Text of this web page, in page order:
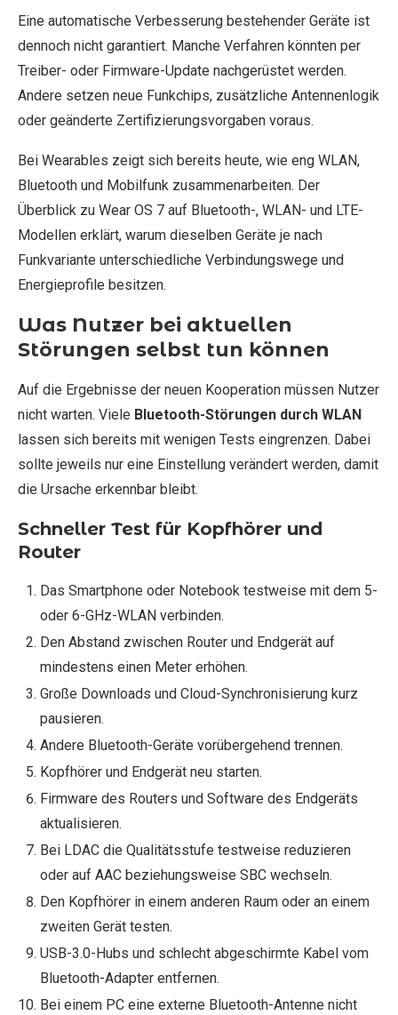
Eine automatische Verbesserung bestehender Geräte ist
dennoch nicht garantiert. Manche Verfahren könnten per
Treiber- oder Firmware-Update nachgerüstet werden.
Andere setzen neue Funkchips, zusätzliche Antennenlogik
oder geänderte Zertifizierungsvorgaben voraus.
Bei Wearables zeigt sich bereits heute, wie eng WLAN,
Bluetooth und Mobilfunk zusammenarbeiten. Der
Überblick zu Wear OS 7 auf Bluetooth-, WLAN- und LTE-
Modellen erklärt, warum dieselben Geräte je nach
Funkvariante unterschiedliche Verbindungswege und
Energieprofile besitzen.
Was Nutzer bei aktuellen
Störungen selbst tun können
Auf die Ergebnisse der neuen Kooperation müssen Nutzer
nicht warten. Viele Bluetooth-Störungen durch WLAN
lassen sich bereits mit wenigen Tests eingrenzen. Dabei
sollte jeweils nur eine Einstellung verändert werden, damit
die Ursache erkennbar bleibt.
Schneller Test für Kopfhörer und
Router
Das Smartphone oder Notebook testweise mit dem 5-
oder 6-GHz-WLAN verbinden.
Den Abstand zwischen Router und Endgerät auf
mindestens einen Meter erhöhen.
Große Downloads und Cloud-Synchronisierung kurz
pausieren.
Andere Bluetooth-Geräte vorübergehend trennen.
Kopfhörer und Endgerät neu starten.
Firmware des Routers und Software des Endgeräts
aktualisieren.
Bei LDAC die Qualitätsstufe testweise reduzieren
oder auf AAC beziehungsweise SBC wechseln.
Den Kopfhörer in einem anderen Raum oder an einem
zweiten Gerät testen.
USB-3.0-Hubs und schlecht abgeschirmte Kabel vom
Bluetooth-Adapter entfernen.
Bei einem PC eine externe Bluetooth-Antenne nicht